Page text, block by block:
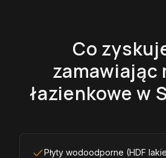
Co
zamawiając
łazienkowe w
Płyty wodoodporne (HDF